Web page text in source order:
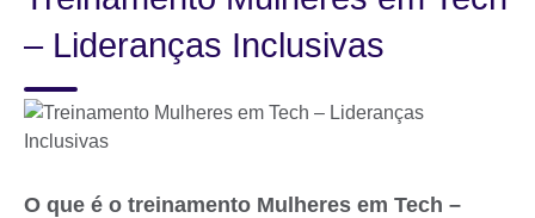
– Lideranças Inclusivas
O que é o treinamento Mulheres em Tech –